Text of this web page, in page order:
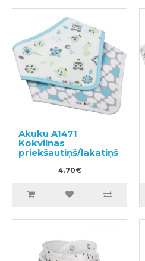
Akuku A1471
Kokvilnas
priekšautiņš/lakatiņš
4.70€